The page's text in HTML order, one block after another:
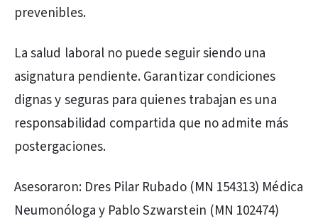
prevenibles.
La salud laboral no puede seguir siendo una
asignatura pendiente. Garantizar condiciones
dignas y seguras para quienes trabajan es una
responsabilidad compartida que no admite más
postergaciones.
Asesoraron: Dres Pilar Rubado (MN 154313) Médica
Neumonóloga y Pablo Szwarstein (MN 102474)